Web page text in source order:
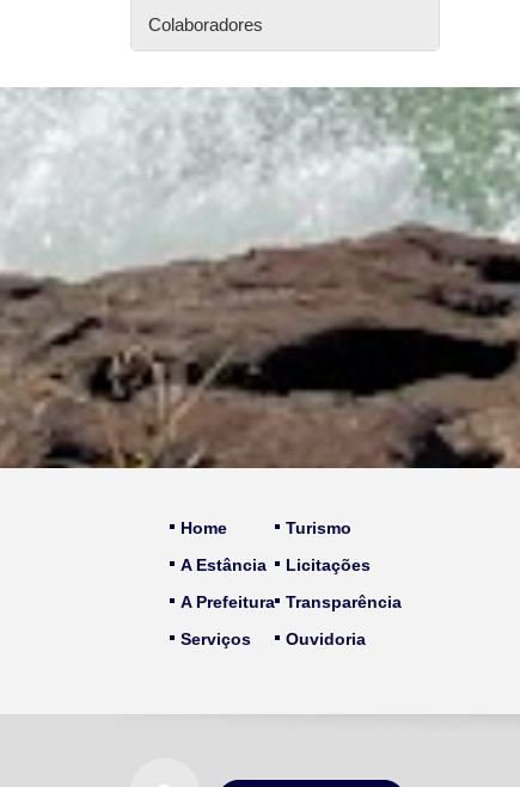
Colaboradores
Home
A Estância
A Prefeitura
Serviços
Turismo
Licitações
Transparência
Ouvidoria